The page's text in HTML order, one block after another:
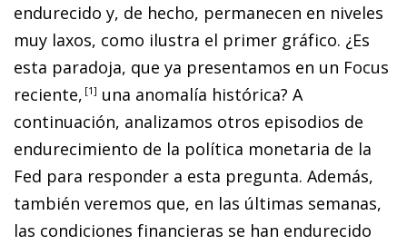
endurecido y, de hecho, permanecen en niveles
muy laxos, como ilustra el primer gráfico. ¿Es
esta paradoja, que ya presentamos en un Focus
reciente, 1
una anomalía histórica? A
continuación, analizamos otros episodios de
endurecimiento de la política monetaria de la
Fed para responder a esta pregunta. Además,
también veremos que, en las últimas semanas,
las condiciones financieras se han endurecido